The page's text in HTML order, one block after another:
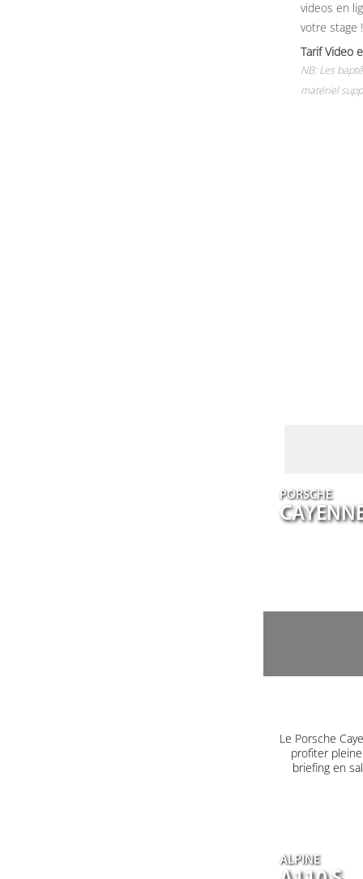
videos en
votre stage !
Tarif Video
NB: Les
matériel
PORSCHE
Le Porsche
profiter
briefing en
ALPINE